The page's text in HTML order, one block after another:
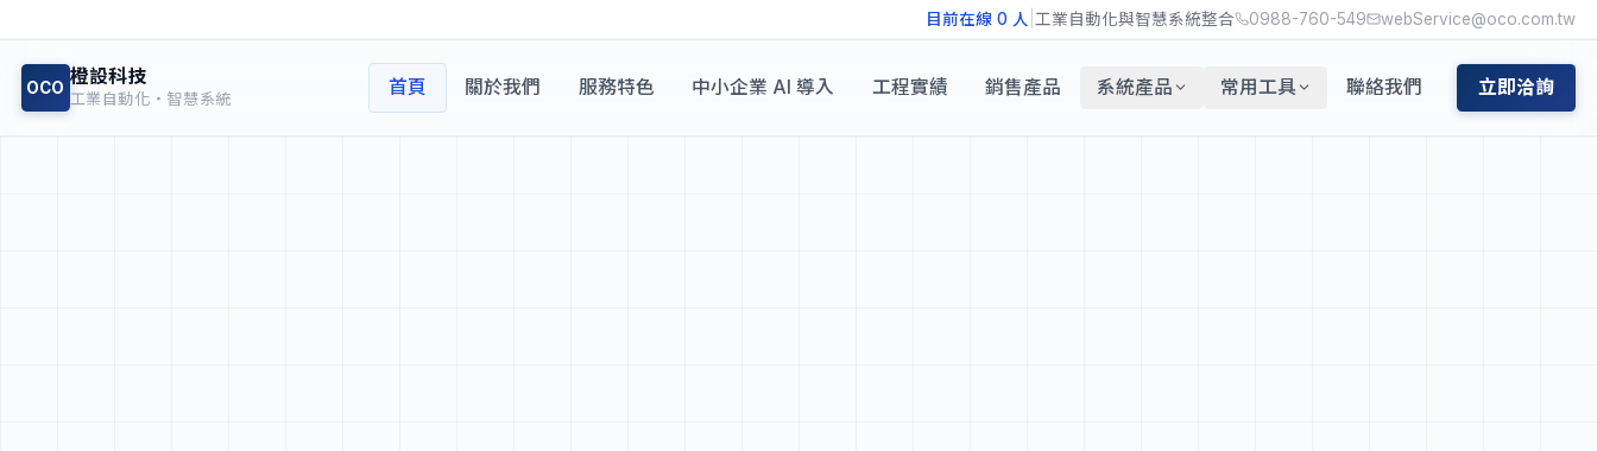
目前在線 0 人 工業自動化與智慧系統整合 0988-760-549 webService@oco.com.tw
OCO 橙設科技
工業自動化・智慧系統 首頁 關於我們 服務特色 中小企業 AI 導入 工程實績 銷售產品 系統產品 常用工具 聯絡我們 立即洽詢